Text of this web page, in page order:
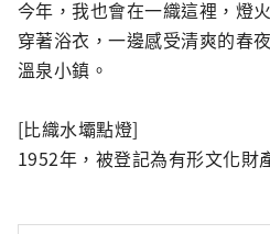
今年，我也會在一織這裡，燈
穿著浴衣，一邊感受清爽的春
溫泉小鎮。
[比織水壩點燈]
1952年，被登記為有形文化財